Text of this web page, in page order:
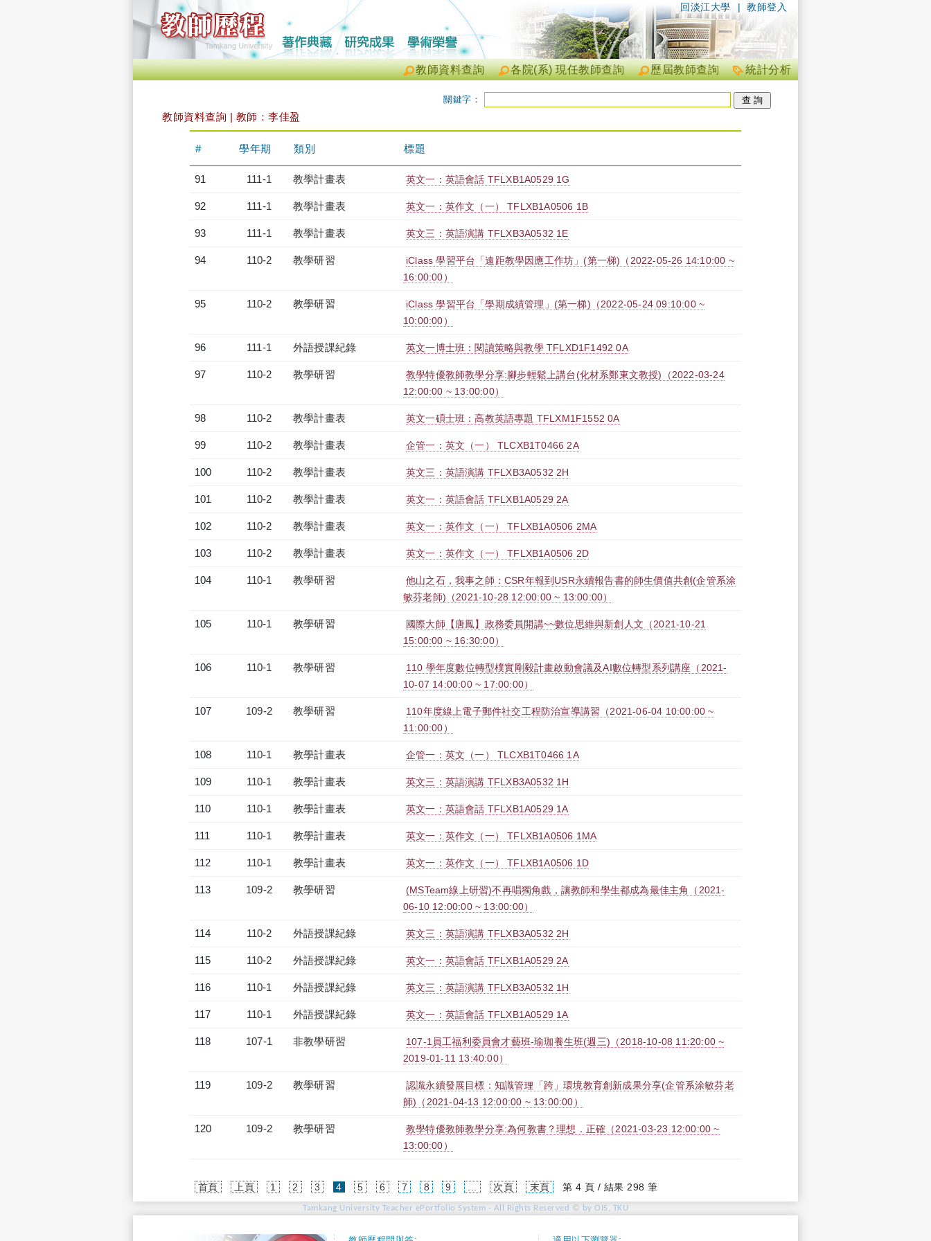
| 教師登入
回淡江大學
統計分析
歷屆教師查詢
各院(系) 現任教師查詢
教師資料查詢
關鍵字：
教師資料查詢 | 教師：李佳盈
# 學年期 類別 標題
91 111-1 教學計畫表 英文一：英語會話 TFLXB1A0529 1G
92 111-1 教學計畫表 英文一：英作文（一） TFLXB1A0506 1B
93 111-1 教學計畫表 英文三：英語演講 TFLXB3A0532 1E
94 110-2 教學研習
iClass 學習平台「遠距教學因應工作坊」(第一梯)（2022-05-26 14:10:00 ~
16:00:00）
95 110-2 教學研習
iClass 學習平台「學期成績管理」(第一梯)（2022-05-24 09:10:00 ~
10:00:00）
96 111-1 外語授課紀錄 英文一博士班：閱讀策略與教學 TFLXD1F1492 0A
97 110-2 教學研習
教學特優教師教學分享:腳步輕鬆上講台(化材系鄭東文教授)（2022-03-24
12:00:00 ~ 13:00:00）
98 110-2 教學計畫表 英文一碩士班：高教英語專題 TFLXM1F1552 0A
99 110-2 教學計畫表 企管一：英文（一） TLCXB1T0466 2A
100 110-2 教學計畫表 英文三：英語演講 TFLXB3A0532 2H
101 110-2 教學計畫表 英文一：英語會話 TFLXB1A0529 2A
102 110-2 教學計畫表 英文一：英作文（一） TFLXB1A0506 2MA
103 110-2 教學計畫表 英文一：英作文（一） TFLXB1A0506 2D
104 110-1 教學研習
他山之石，我事之師：CSR年報到USR永續報告書的師生價值共創(企管系涂
敏芬老師)（2021-10-28 12:00:00 ~ 13:00:00）
105 110-1 教學研習
國際大師【唐鳳】政務委員開講~~數位思維與新創人文（2021-10-21
15:00:00 ~ 16:30:00）
106 110-1 教學研習
110 學年度數位轉型樸實剛毅計畫啟動會議及AI數位轉型系列講座（2021-
10-07 14:00:00 ~ 17:00:00）
107 109-2 教學研習
110年度線上電子郵件社交工程防治宣導講習（2021-06-04 10:00:00 ~
11:00:00）
108 110-1 教學計畫表 企管一：英文（一） TLCXB1T0466 1A
109 110-1 教學計畫表 英文三：英語演講 TFLXB3A0532 1H
110 110-1 教學計畫表 英文一：英語會話 TFLXB1A0529 1A
111 110-1 教學計畫表 英文一：英作文（一） TFLXB1A0506 1MA
112 110-1 教學計畫表 英文一：英作文（一） TFLXB1A0506 1D
113 109-2 教學研習
(MSTeam線上研習)不再唱獨角戲，讓教師和學生都成為最佳主角（2021-
06-10 12:00:00 ~ 13:00:00）
114 110-2 外語授課紀錄 英文三：英語演講 TFLXB3A0532 2H
115 110-2 外語授課紀錄 英文一：英語會話 TFLXB1A0529 2A
116 110-1 外語授課紀錄 英文三：英語演講 TFLXB3A0532 1H
117 110-1 外語授課紀錄 英文一：英語會話 TFLXB1A0529 1A
118 107-1 非教學研習
107-1員工福利委員會才藝班-瑜珈養生班(週三)（2018-10-08 11:20:00 ~
2019-01-11 13:40:00）
119 109-2 教學研習
認識永續發展目標：知識管理「跨」環境教育創新成果分享(企管系涂敏芬老
師)（2021-04-13 12:00:00 ~ 13:00:00）
120 109-2 教學研習
教學特優教師教學分享:為何教書？理想．正確（2021-03-23 12:00:00 ~
13:00:00）
首頁 上頁 1 2 3 4(current)
5 6 7 8 9 次頁 末頁 第 4 頁 / 結果 298 筆
Tamkang University Teacher ePortfolio System - All Rights Reserved © by OIS, TKU